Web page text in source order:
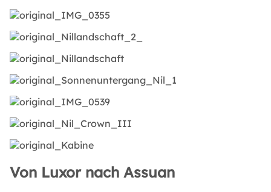
Von Luxor nach Assuan